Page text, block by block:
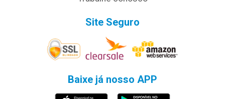
Site Seguro
Baixe já nosso APP